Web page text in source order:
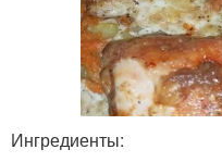
Ингредиенты: